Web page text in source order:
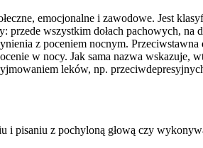
emocjonalne i zawodowe. Jest
wszystkim dołach pachowych, na
z poceniem nocnym. Przeciwstawna
w nocy. Jak sama nazwa wskazuje,
leków, np.
i pisaniu z pochyloną głową czy